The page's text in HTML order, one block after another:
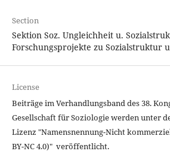
Section
Sektion Soz. Ungleichheit u.
Forschungsprojekte zu Sozialstruktur
License
Beiträge im Verhandlungsband des 38.
Gesellschaft für Soziologie werden unter
Lizenz "Namensnennung-Nicht
BY-NC 4.0)" veröffentlicht.